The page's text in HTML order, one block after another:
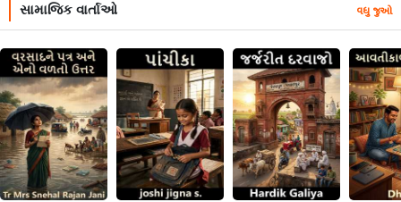
સામાજિક વાર્તાઓ વધુ જુઓ